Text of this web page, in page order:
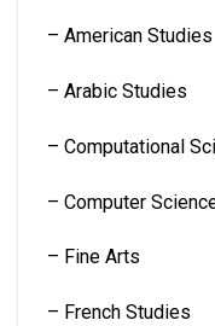
– American Studies
– Arabic Studies
– Computational
– Computer
– Fine Arts
– French Studies